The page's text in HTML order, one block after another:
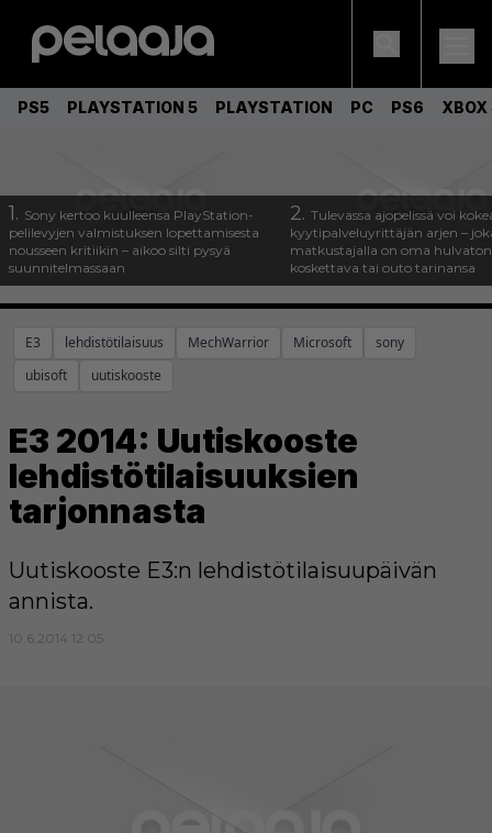
PS5 PLAYSTATION 5 PLAYSTATION PC PS6 XBOX
1. Sony kertoo kuulleensa PlayStation-
pelilevyjen valmistuksen lopettamisesta
nousseen kritiikin – aikoo silti pysyä
suunnitelmassaan
2. Tulevassa ajopelissä voi
kyytipalveluyrittäjän arjen –
matkustajalla on oma
koskettava tai outo tarinansa
E3 lehdistötilaisuus MechWarrior Microsoft
sony
ubisoft
uutiskooste
E3 2014: Uutiskooste
lehdistötilaisuuksien
tarjonnasta
Uutiskooste E3:n lehdistötilaisuupäivän
annista.
10.6.2014 12:05